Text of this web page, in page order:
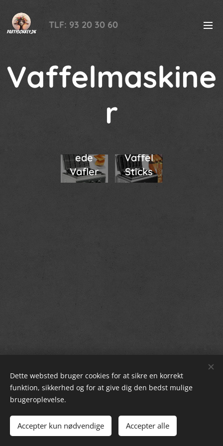
TLF: 93 20 30 60
Vaffelmaskine
r
ede
Vafler
Vaffel
Sticks
Partydonkey
Cookies
Dette websted bruger cookies for at sikre en korrekt
funktion, sikkerhed og for at give dig den bedst mulige
brugeroplevelse.
Accepter kun nødvendige Accepter alle